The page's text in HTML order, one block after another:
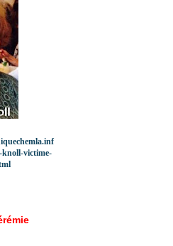
knoll-victime-